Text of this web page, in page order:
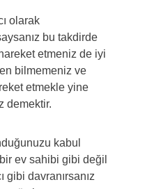
olarak
bu takdirde
hareket etmeniz de iyi
bilmemeniz ve
etmekle yine
demektir.
kabul
ev sahibi gibi değil
gibi davranırsanız